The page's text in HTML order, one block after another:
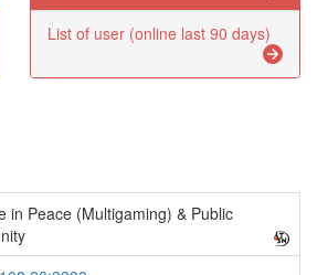
List of user (online last 90 days)
in Peace (Multigaming) & Public